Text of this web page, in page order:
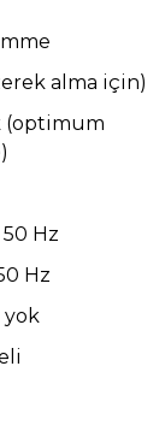
alma için)
(optimum
Hz
Hz
yok